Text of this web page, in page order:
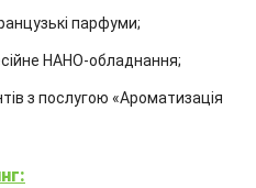
парфуми;
НАНО-обладнання;
з послугою «Ароматизація